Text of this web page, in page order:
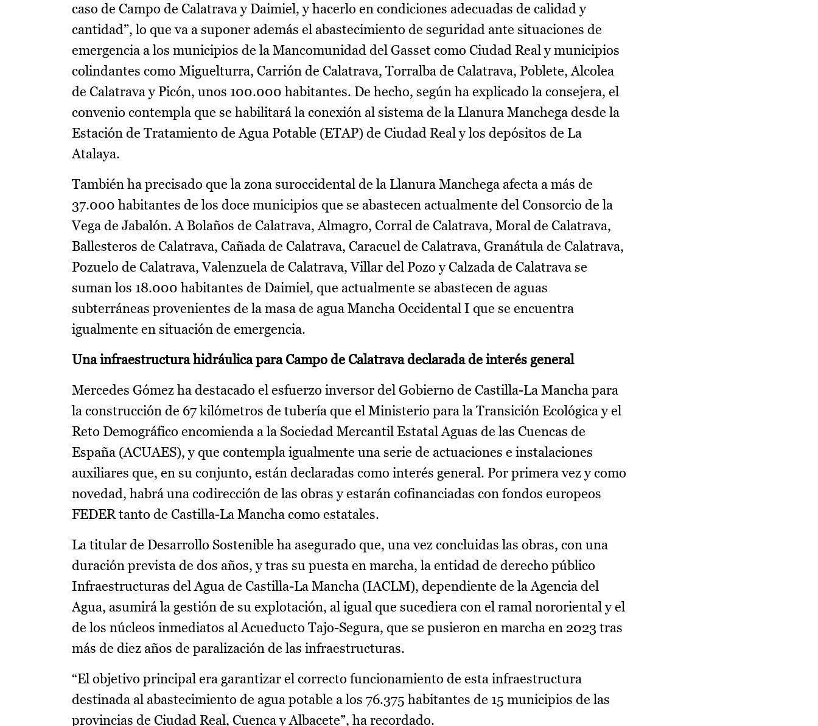
caso de Campo de Calatrava y Daimiel, y hacerlo en condiciones adecuadas de calidad y
cantidad”, lo que va a suponer además el abastecimiento de seguridad ante situaciones de
emergencia a los municipios de la Mancomunidad del Gasset como Ciudad Real y municipios
colindantes como Miguelturra, Carrión de Calatrava, Torralba de Calatrava, Poblete, Alcolea
de Calatrava y Picón, unos 100.000 habitantes. De hecho, según ha explicado la consejera, el
convenio contempla que se habilitará la conexión al sistema de la Llanura Manchega desde la
Estación de Tratamiento de Agua Potable (ETAP) de Ciudad Real y los depósitos de La
Atalaya.
También ha precisado que la zona suroccidental de la Llanura Manchega afecta a más de
37.000 habitantes de los doce municipios que se abastecen actualmente del Consorcio de la
Vega de Jabalón. A Bolaños de Calatrava, Almagro, Corral de Calatrava, Moral de Calatrava,
Ballesteros de Calatrava, Cañada de Calatrava, Caracuel de Calatrava, Granátula de Calatrava,
Pozuelo de Calatrava, Valenzuela de Calatrava, Villar del Pozo y Calzada de Calatrava se
suman los 18.000 habitantes de Daimiel, que actualmente se abastecen de aguas
subterráneas provenientes de la masa de agua Mancha Occidental I que se encuentra
igualmente en situación de emergencia.
Una infraestructura hidráulica para Campo de Calatrava declarada de interés general
Mercedes Gómez ha destacado el esfuerzo inversor del Gobierno de Castilla-La Mancha para
la construcción de 67 kilómetros de tubería que el Ministerio para la Transición Ecológica y el
Reto Demográfico encomienda a la Sociedad Mercantil Estatal Aguas de las Cuencas de
España (ACUAES), y que contempla igualmente una serie de actuaciones e instalaciones
auxiliares que, en su conjunto, están declaradas como interés general. Por primera vez y como
novedad, habrá una codirección de las obras y estarán cofinanciadas con fondos europeos
FEDER tanto de Castilla-La Mancha como estatales.
La titular de Desarrollo Sostenible ha asegurado que, una vez concluidas las obras, con una
duración prevista de dos años, y tras su puesta en marcha, la entidad de derecho público
Infraestructuras del Agua de Castilla-La Mancha (IACLM), dependiente de la Agencia del
Agua, asumirá la gestión de su explotación, al igual que sucediera con el ramal nororiental y el
de los núcleos inmediatos al Acueducto Tajo-Segura, que se pusieron en marcha en 2023 tras
más de diez años de paralización de las infraestructuras.
“El objetivo principal era garantizar el correcto funcionamiento de esta infraestructura
destinada al abastecimiento de agua potable a los 76.375 habitantes de 15 municipios de las
provincias de Ciudad Real, Cuenca y Albacete”, ha recordado.